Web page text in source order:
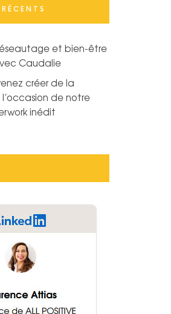
réseautage et bien-être
Caudalie
créer de la
de notre
inédit